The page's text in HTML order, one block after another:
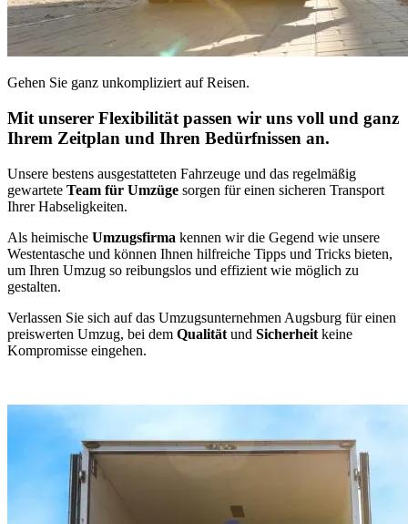
Gehen Sie ganz unkompliziert auf Reisen.
Mit unserer Flexibilität passen wir uns voll und ganz
Ihrem Zeitplan und Ihren Bedürfnissen an.
Unsere bestens ausgestatteten Fahrzeuge und das regelmäßig
gewartete Team für Umzüge sorgen für einen sicheren Transport
Ihrer Habseligkeiten.
Als heimische Umzugsfirma kennen wir die Gegend wie unsere
Westentasche und können Ihnen hilfreiche Tipps und Tricks bieten,
um Ihren Umzug so reibungslos und effizient wie möglich zu
gestalten.
Verlassen Sie sich auf das Umzugsunternehmen Augsburg für einen
preiswerten Umzug, bei dem Qualität und Sicherheit keine
Kompromisse eingehen.